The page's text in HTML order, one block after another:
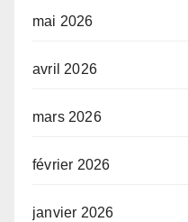
mai 2026
avril 2026
mars 2026
février 2026
janvier 2026